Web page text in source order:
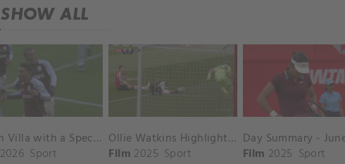
SHOW ALL
Aston Villa with a Spectacular Goal vs. Nottingham Forest
2026 Sport
Ollie Watkins Highlights vs. Southampton
Film 2025 Sport
Film 2025 Sport